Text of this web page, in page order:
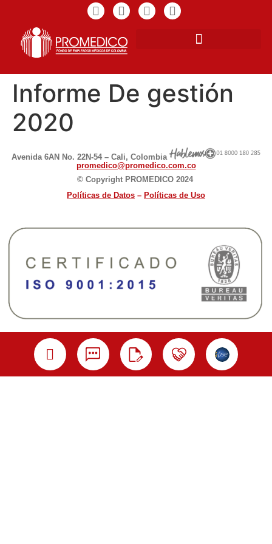
Informe De gestión
2020
Avenida 6AN No. 22N-54 – Cali, Colombia
promedico@promedico.com.co
© Copyright PROMEDICO 2024
Políticas de Datos – Políticas de Uso